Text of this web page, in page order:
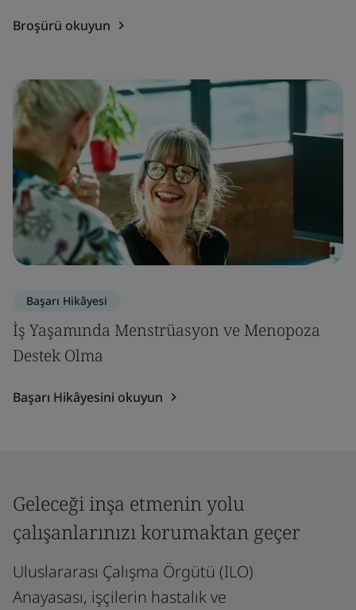
Broşürü okuyun
Başarı Hikâyesi
İş Yaşamında Menstrüasyon ve Menopoza
Destek Olma
Başarı Hikâyesini okuyun
Geleceği inşa etmenin yolu
çalışanlarınızı korumaktan geçer
Uluslararası Çalışma Örgütü (ILO)
Anayasası, işçilerin hastalık ve